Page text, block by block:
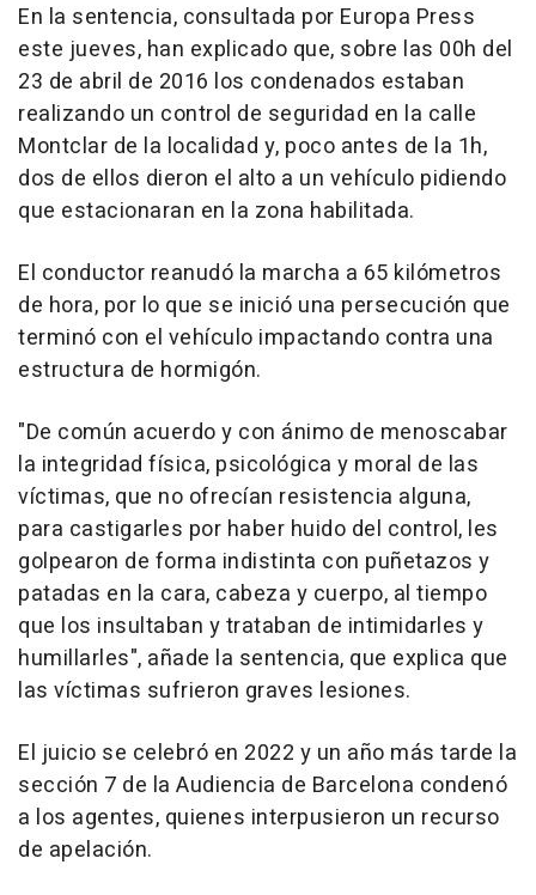
En la sentencia, consultada por Europa Press
este jueves, han explicado que, sobre las 00h del
23 de abril de 2016 los condenados estaban
realizando un control de seguridad en la calle
Montclar de la localidad y, poco antes de la 1h,
dos de ellos dieron el alto a un vehículo pidiendo
que estacionaran en la zona habilitada.
El conductor reanudó la marcha a 65 kilómetros
de hora, por lo que se inició una persecución que
terminó con el vehículo impactando contra una
estructura de hormigón.
"De común acuerdo y con ánimo de menoscabar
la integridad física, psicológica y moral de las
víctimas, que no ofrecían resistencia alguna,
para castigarles por haber huido del control, les
golpearon de forma indistinta con puñetazos y
patadas en la cara, cabeza y cuerpo, al tiempo
que los insultaban y trataban de intimidarles y
humillarles", añade la sentencia, que explica que
las víctimas sufrieron graves lesiones.
El juicio se celebró en 2022 y un año más tarde la
sección 7 de la Audiencia de Barcelona condenó
a los agentes, quienes interpusieron un recurso
de apelación.